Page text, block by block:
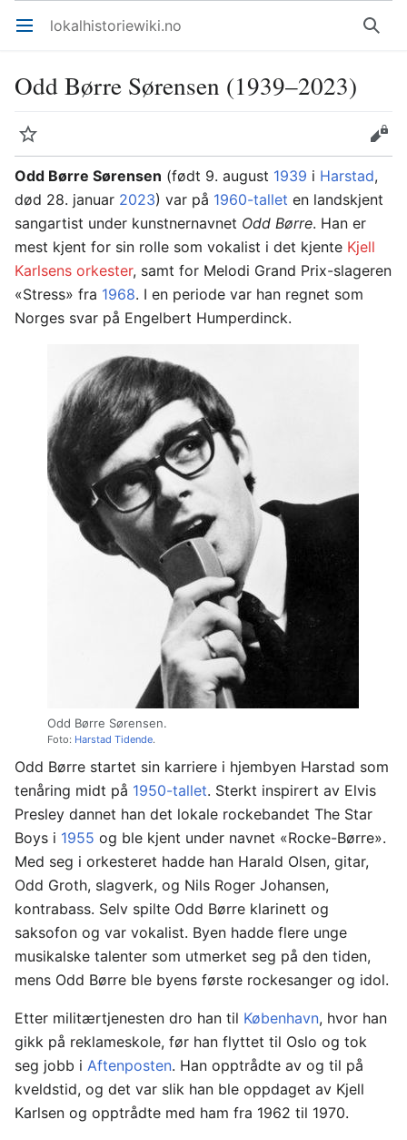
Åpne hovedmenyen lokalhistoriewiki.no Søk
Odd Børre Sørensen (1939–2023)
Overvåk
Rediger
Odd Børre Sørensen (født 9. august 1939 i Harstad,
død 28. januar 2023) var på 1960-tallet en landskjent
sangartist under kunstnernavnet Odd Børre. Han er
mest kjent for sin rolle som vokalist i det kjente Kjell
Karlsens orkester, samt for Melodi Grand Prix-slageren
«Stress» fra 1968. I en periode var han regnet som
Norges svar på Engelbert Humperdinck.
Odd Børre Sørensen.
Foto: Harstad Tidende.
Odd Børre startet sin karriere i hjembyen Harstad som
tenåring midt på 1950-tallet. Sterkt inspirert av Elvis
Presley dannet han det lokale rockebandet The Star
Boys i 1955 og ble kjent under navnet «Rocke-Børre».
Med seg i orkesteret hadde han Harald Olsen, gitar,
Odd Groth, slagverk, og Nils Roger Johansen,
kontrabass. Selv spilte Odd Børre klarinett og
saksofon og var vokalist. Byen hadde flere unge
musikalske talenter som utmerket seg på den tiden,
mens Odd Børre ble byens første rockesanger og idol.
Etter militærtjenesten dro han til København, hvor han
gikk på reklameskole, før han flyttet til Oslo og tok
seg jobb i Aftenposten. Han opptrådte av og til på
kveldstid, og det var slik han ble oppdaget av Kjell
Karlsen og opptrådte med ham fra 1962 til 1970.